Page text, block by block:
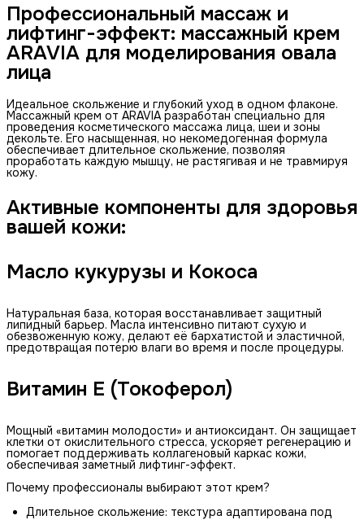
Профессиональный массаж и
лифтинг-эффект: массажный крем
ARAVIA для моделирования овала
лица
Идеальное скольжение и глубокий уход в одном флаконе.
Массажный крем от ARAVIA разработан специально для
проведения косметического массажа лица, шеи и зоны
декольте. Его насыщенная, но некомедогенная формула
обеспечивает длительное скольжение, позволяя
проработать каждую мышцу, не растягивая и не травмируя
кожу.
Активные компоненты для здоровья
вашей кожи:
Масло кукурузы и Кокоса
Натуральная база, которая восстанавливает защитный
липидный барьер. Масла интенсивно питают сухую и
обезвоженную кожу, делают её бархатистой и эластичной,
предотвращая потерю влаги во время и после процедуры.
Витамин Е (Токоферол)
Мощный «витамин молодости» и антиоксидант. Он защищает
клетки от окислительного стресса, ускоряет регенерацию и
помогает поддерживать коллагеновый каркас кожи,
обеспечивая заметный лифтинг-эффект.
Почему профессионалы выбирают этот крем?
Длительное скольжение: текстура адаптирована под